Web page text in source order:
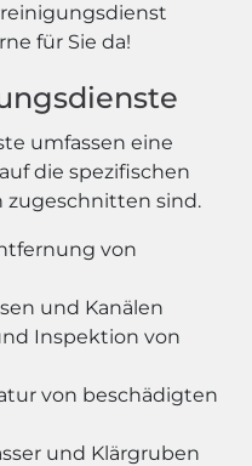
für Sie da!
umfassen eine
die spezifischen
zugeschnitten sind.
von
und Kanälen
Inspektion von
von beschädigten
und Klärgruben